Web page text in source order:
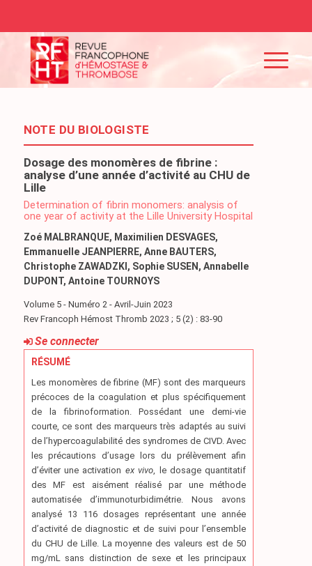
NOTE DU BIOLOGISTE
Dosage des monomères de fibrine :
analyse d’une année d’activité au CHU de
Lille
Determination of fibrin monomers: analysis of
one year of activity at the Lille University Hospital
Zoé MALBRANQUE, Maximilien DESVAGES,
Emmanuelle JEANPIERRE, Anne BAUTERS,
Christophe ZAWADZKI, Sophie SUSEN, Annabelle
DUPONT, Antoine TOURNOYS
Volume 5 - Numéro 2 - Avril-Juin 2023
Rev Francoph Hémost Thromb 2023 ; 5 (2) : 83-90
Se connecter
RÉSUMÉ
Les monomères de fibrine (MF) sont des marqueurs
précoces de la coagulation et plus spécifiquement
de la fibrinoformation. Possédant une demi-vie
courte, ce sont des marqueurs très adaptés au suivi
de l’hypercoagulabilité des syndromes de CIVD. Avec
les précautions d’usage lors du prélèvement afin
d’éviter une activation ex vivo , le dosage quantitatif
des MF est aisément réalisé par une méthode
automatisée d’immunoturbidimétrie. Nous avons
analysé 13 116 dosages représentant une année
d’activité de diagnostic et de suivi pour l’ensemble
du CHU de Lille. La moyenne des valeurs est de 50
mg/mL sans distinction de sexe et les principaux